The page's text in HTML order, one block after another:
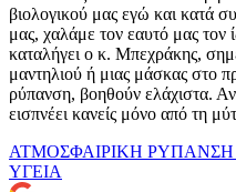
βιολογικού μας εγώ και κατά
μας, χαλάμε τον εαυτό μας τον
καταλήγει ο κ. Μπεχράκης,
μαντηλιού ή μιας μάσκας στο
ρύπανση, βοηθούν ελάχιστα.
εισπνέει κανείς μόνο από τη
ΑΤΜΟΣΦΑΙΡΙΚΗ ΡΥΠΑΝΣΗ
ΥΓΕΙΑ